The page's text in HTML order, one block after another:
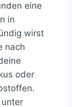
eine
in
wirst
nach
oder